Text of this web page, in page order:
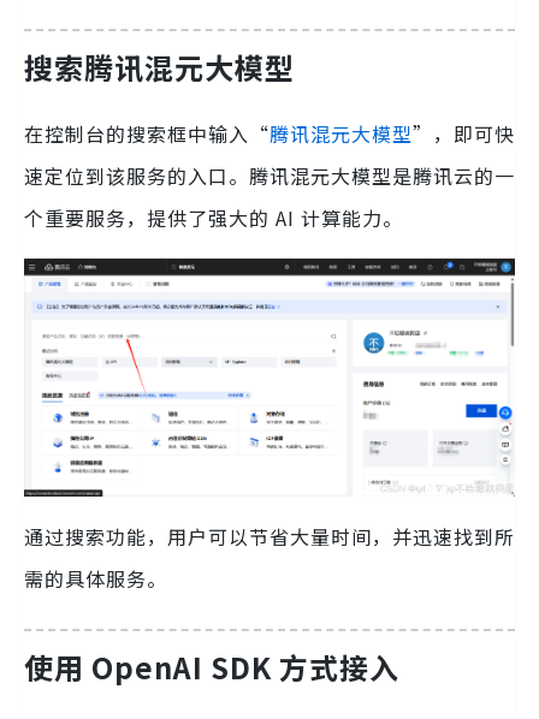
搜索腾讯混元大模型
在控制台的搜索框中输入“腾讯混元大模型”，即可快
速定位到该服务的入口。腾讯混元大模型是腾讯云的一
个重要服务，提供了强大的 AI 计算能力。
通过搜索功能，用户可以节省大量时间，并迅速找到所
需的具体服务。
使用 OpenAI SDK 方式接入